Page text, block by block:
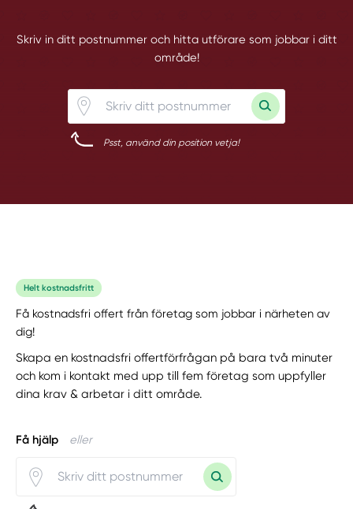
Skriv in ditt postnummer och hitta utförare som jobbar i ditt
område!
Psst, använd din position vetja!
Helt kostnadsfritt
Få kostnadsfri offert från företag som jobbar i närheten av
dig!
Skapa en kostnadsfri offertförfrågan på bara två minuter
och kom i kontakt med upp till fem företag som uppfyller
dina krav & arbetar i ditt område.
Få hjälp eller